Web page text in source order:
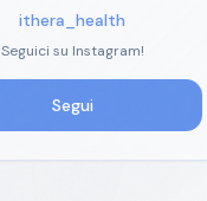
ithera_health
Seguici su Instagram!
Segui